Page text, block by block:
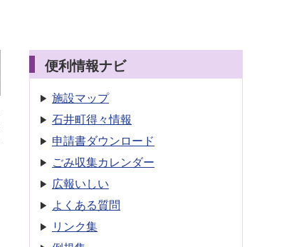
便利情報ナビ
施設マップ
石井町得々情報
申請書ダウンロード
ごみ収集カレンダー
広報いしい
よくある質問
リンク集